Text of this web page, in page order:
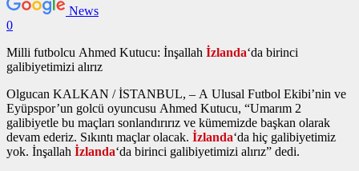
News
0
Milli futbolcu Ahmed Kutucu: İnşallah İzlanda‘da birinci
galibiyetimizi alırız
Olgucan KALKAN / İSTANBUL, – A Ulusal Futbol Ekibi’nin ve
Eyüpspor’un golcü oyuncusu Ahmed Kutucu, “Umarım 2
galibiyetle bu maçları sonlandırırız ve kümemizde başkan olarak
devam ederiz. Sıkıntı maçlar olacak. İzlanda‘da hiç galibiyetimiz
yok. İnşallah İzlanda‘da birinci galibiyetimizi alırız” dedi.